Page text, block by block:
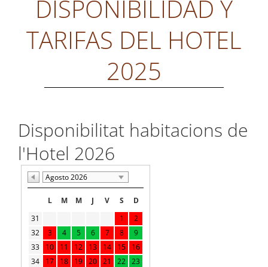
DISPONIBILIDAD Y
TARIFAS DEL HOTEL
2025
Disponibilitat habitacions de
l'Hotel 2026
Agosto 2026
L M M J V S
D
31
1
2
32
3 4 5 6 7 8
9
33
10 11 12 13 14 15
16
34
17 18 19 20 21 22 23